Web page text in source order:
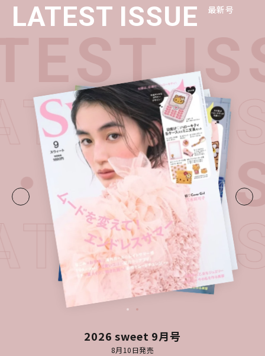
LATEST ISSUE 最新号
2026 sweet 9月号
8月10日発売